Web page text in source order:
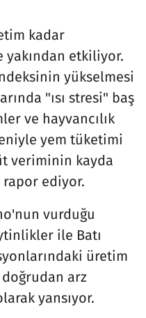
kadar
yakından etkiliyor.
yükselmesi
"ısı stresi" baş
ve hayvancılık
yem tüketimi
veriminin kayda
ediyor.
vurduğu
ile Batı
üretim
arz
yansıyor.